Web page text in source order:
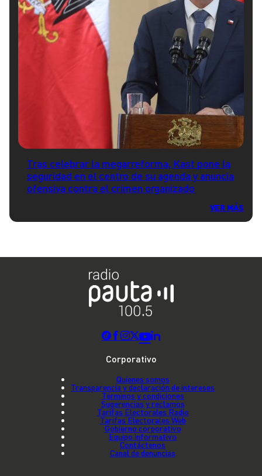
Tras celebrar la megarreforma, Kast pone la
seguridad en el centro de su agenda y anuncia
ofensiva contra el crimen organizado
VER MÁS
Corporativo
Quienes somos
Transparencia y declaración de intereses
Términos y condiciones
Sugerencias y reclamos
Tarifas Electorales Radio
Tarifas Electorales Web
Gobierno corporativo
Equipo informativo
Contáctenos
Canal de denuncias